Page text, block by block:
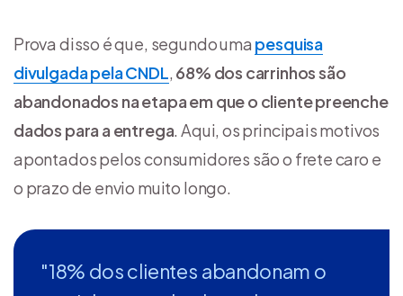
Prova disso é que, segundo uma pesquisa
divulgada pela CNDL, 68% dos carrinhos são
abandonados na etapa em que o cliente preenche
dados para a entrega. Aqui, os principais motivos
apontados pelos consumidores são o frete caro e
o prazo de envio muito longo.
"18% dos clientes abandonam o